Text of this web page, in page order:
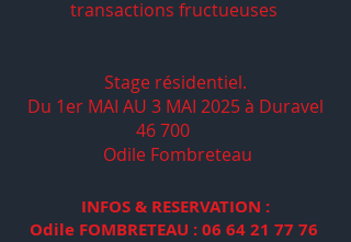
transactions fructueuses
Stage résidentiel.
Du 1er MAI AU 3 MAI 2025à Duravel
46 700
Odile Fombreteau
INFOS & RESERVATION :
Odile FOMBRETEAU :06 64 21 77 76